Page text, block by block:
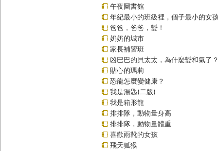
午夜圖書館
年紀最小的班級裡，個子最小的女
爸爸，爸爸，變！
奶奶的城市
家長補習班
凶巴巴的貝太太，為什麼變和氣了
貼心的瑪莉
恐龍怎麼變健康？
我是湯匙(二版)
我是箱形龍
排排隊，動物量身高
排排隊，動物量體重
喜歡雨靴的女孩
飛天狐猴